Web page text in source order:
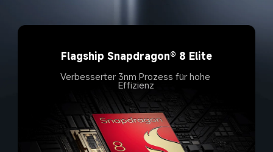
Verbesserter 3nm Prozess für hohe